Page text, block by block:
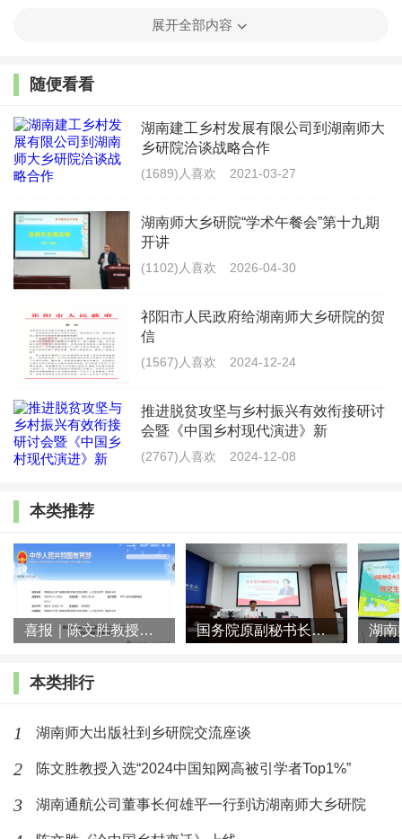
成果。他强调，乡村振兴是中华民族伟大复兴进程中的重大
全景式呈现了湖南乡村振兴的年度脉络，并通过案例式剖
库研究回应现实、服务决策的宗旨。湖南师范大学将继续融
入乡村振兴伟大实践，贡献更多智慧与力量。
文胜正式发布了《湖南乡村振兴报告（2025）》。该报告
以“总报告、专题篇、县域篇、镇村篇”为主体框架，系统梳
现代化与民生保障等方面的实践与进展。报告指出，湖南坚
持县域为基本单元、以融合发展为路径、以农民为中心主
多领域协同推进的良好格局，并呈现出县域功能迭代、产业
数字化重构、生态价值市场化突破、治理体系优化重构等关
键趋势。报告注重问题导向与案例支撑，通过深入剖析省内
外多个典型县域和村镇实践，为理解乡村振兴的动力机制与
演进路径提供了系统视角，也为相关政策优化与实践创新提
展开全部内容
随便看看
湖南建工乡村发展有限公司到湖南师大
乡研院洽谈战略合作
(1689)人喜欢 2021-03-27
湖南师大乡研院“学术午餐会”第十九期
开讲
(1102)人喜欢 2026-04-30
祁阳市人民政府给湖南师大乡研院的贺
信
(1567)人喜欢 2024-12-24
推进脱贫攻坚与乡村振兴有效衔接研讨
会暨《中国乡村现代演进》新
(2767)人喜欢 2024-12-08
本类推荐
喜报｜陈文胜教授团队荣获第十届教育部科学研究优秀成果奖（人文 国务院原副秘书长郭玮莅临湖南师大乡研院作专题讲座
本类排行
1 湖南师大出版社到乡研院交流座谈
2 陈文胜教授入选“2024中国知网高被引学者Top1%”
3 湖南通航公司董事长何雄平一行到访湖南师大乡研院